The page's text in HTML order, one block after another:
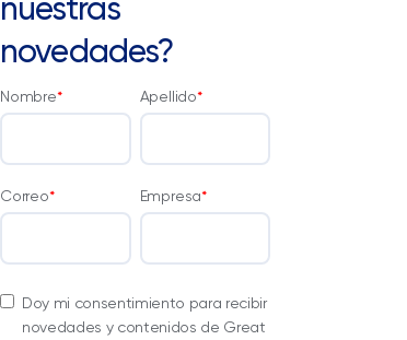
nuestras
novedades?
Nombre* Apellido*
Correo* Empresa*
Doy mi consentimiento para recibir
novedades y contenidos de Great